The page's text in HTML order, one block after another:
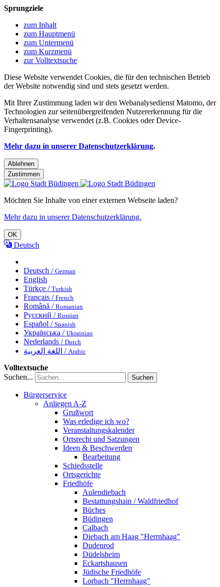
Sprungziele
zum Inhalt
zum Hauptmenü
zum Untermenü
zum Kurzmenü
zur Volltextsuche
Diese Website verwendet Cookies, die für den technischen Betrieb
der Website notwendig sind und stets gesetzt werden.
Mit Ihrer Zustimmung laden wir den Webanalysedienst Matomo, der
Technologien zur seitenübergreifenden Nutzererkennung für die
Verhaltensanalyse verwendet (z.B. Cookies oder Device-
Fingerprinting).
Mehr dazu in unserer Datenschutzerklärung.
Ablehnen
Zustimmen
Möchten Sie Inhalte von einer externen Webseite laden?
Mehr dazu in unserer Datenschutzerklärung.
OK
Deutsch
Deutsch / German
English
Türkçe / Turkish
Français / French
Română / Romanian
Русский / Russian
Español / Spanish
Українська / Ukrainian
Nederlands / Dutch
اللغة العربية / Arabic
Volltextsuche
Suchen...
Suchen
Bürgerservice
Anliegen A-Z
Grußwort
Was erledige ich wo?
Veranstaltungskalender
Ortsrecht und Satzungen
Ideen & Beschwerden
Bearbeitung
Schiedsstelle
Ortsgerichte
Friedhöfe
Aulendiebach
Bestattungshain / Waldfriedhof
Büches
Büdingen
Calbach
Diebach am Haag "Herrnhaag"
Dudenrod
Düdelsheim
Eckartshausen
Jüdische Friedhöfe
Lorbach "Herrnhaag"